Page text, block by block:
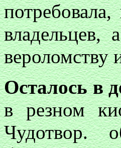
вероломству
Осталось в
в резном
Чудотвор.